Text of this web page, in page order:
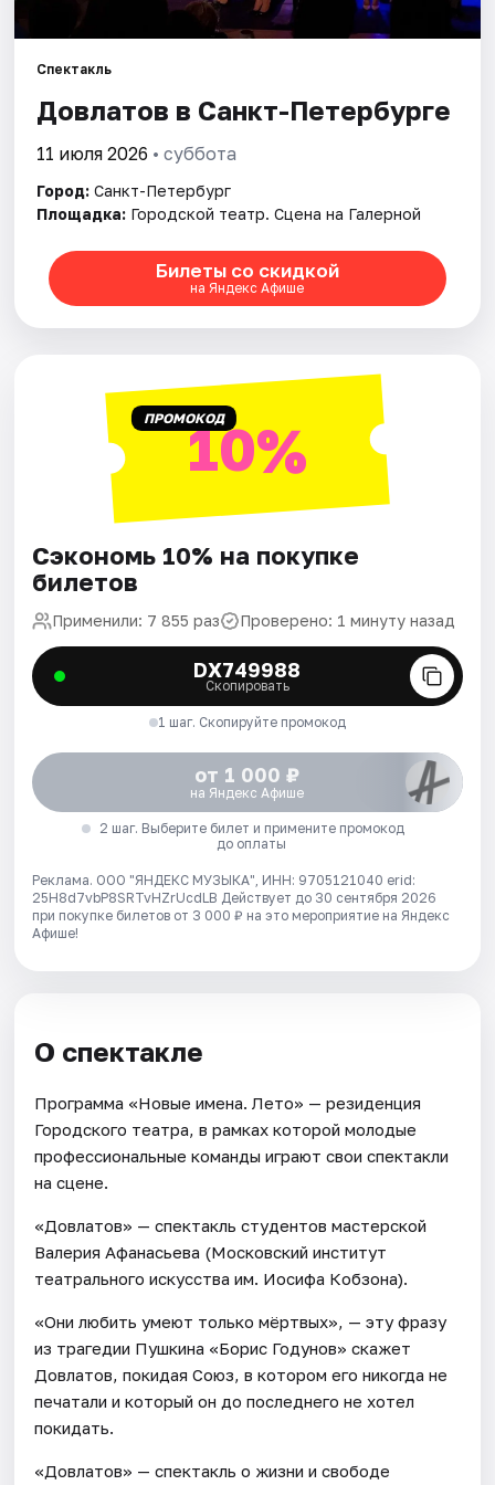
Площадки
Артисты
Рейтинги
Спектакль
Довлатов в Санкт-Петербурге
11 июля 2026 • суббота
Город: Санкт-Петербург
Площадка: Городской театр. Сцена на Галерной
Билеты со скидкой
на Яндекс Афише
ПРОМОКОД10%
Сэкономь 10% на покупке
билетов
Применили: 7 855 раз Проверено: 1 минуту назад
DX749988
Скопировать
1 шаг. Скопируйте промокод
от 1 000 ₽
на Яндекс Афише
2 шаг. Выберите билет и примените промокод
до оплаты
Реклама. ООО "ЯНДЕКС МУЗЫКА", ИНН: 9705121040 erid:
25H8d7vbP8SRTvHZrUcdLB Действует до 30 сентября 2026
при покупке билетов от 3 000 ₽ на это мероприятие на Яндекс
Афише!
О спектакле
Программа «Новые имена. Лето» — резиденция
Городского театра, в рамках которой молодые
профессиональные команды играют свои спектакли
на сцене.
«Довлатов» — спектакль студентов мастерской
Валерия Афанасьева (Московский институт
театрального искусства им. Иосифа Кобзона).
«Они любить умеют только мёртвых», — эту фразу
из трагедии Пушкина «Борис Годунов» скажет
Довлатов, покидая Союз, в котором его никогда не
печатали и который он до последнего не хотел
покидать.
«Довлатов» — спектакль о жизни и свободе